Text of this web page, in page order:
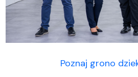
Poznaj grono